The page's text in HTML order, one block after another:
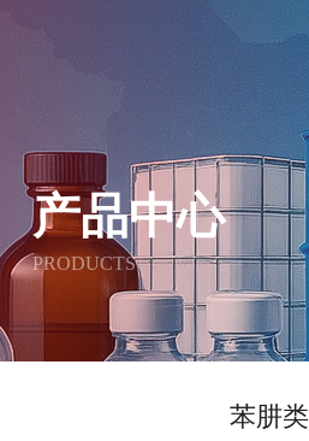
产品中心
PRODUCTS
苯肼类